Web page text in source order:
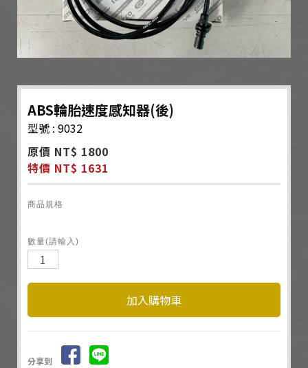
ABS輪胎速度感知器(後)
型號 : 9032
原價 NT$ 1800
特價 NT$ 1631
商品規格
數量(請輸入)
分享到